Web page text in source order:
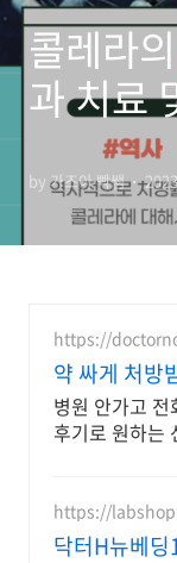
콜레라
과 치료
by 가즈아 빡쌤
https://
약 싸게 처방
24시간 진료
병원 안가고
후기로 원하는
https://
닥터H뉴베